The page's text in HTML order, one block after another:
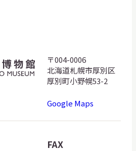
〒004-0006
北海道札幌市厚別区
厚別町小野幌53-2
Google Maps
FAX